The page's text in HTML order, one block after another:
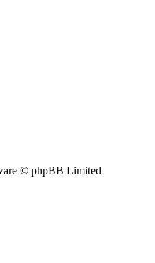
© phpBB Limited